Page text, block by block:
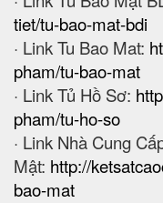
tiet/tu-bao-mat-bdi
· Link Tu Bao Mat:
pham/tu-bao-mat
· Link Tủ Hồ Sơ:
pham/tu-ho-so
· Link Nhà Cung
Mật: http://
bao-mat